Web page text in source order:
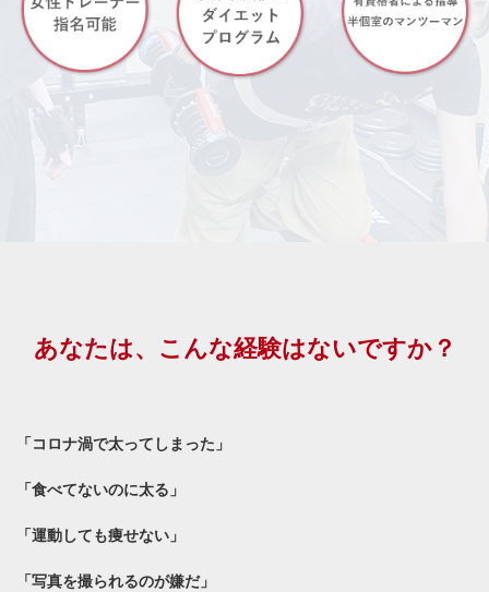
あなたは、こんな経験はないですか？
「コロナ渦で太ってしまった」
「食べてないのに太る」
「運動しても痩せない」
「写真を撮られるのが嫌だ」